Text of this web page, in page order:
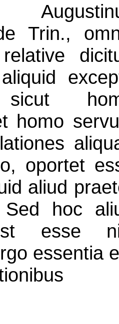
Trin.,
sicut
homo
oportet
aliud
Sed hoc
esse
essentia